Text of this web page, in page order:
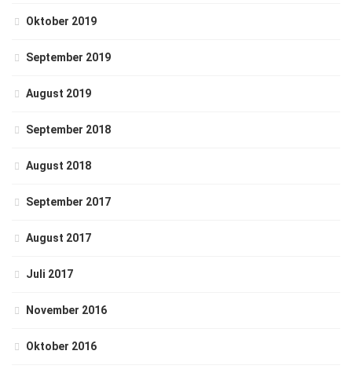
Oktober 2019
September 2019
August 2019
September 2018
August 2018
September 2017
August 2017
Juli 2017
November 2016
Oktober 2016